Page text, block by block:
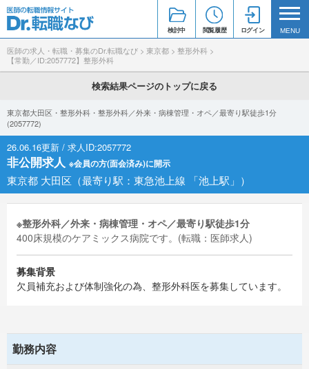
検討中 閲覧履歴 ログイン MENU
医師の求人・転職・募集のDr.転職なび > 東京都 > 整形外科 >
【常勤／ID:2057772】整形外科
検索結果ページのトップに戻る
東京都大田区・整形外科・整形外科／外来・病棟管理・オペ／最寄り駅徒歩1分
(2057772)
26.06.16更新 / 求人ID:2057772
非公開求人 ※会員の方(面会済み)に開示
東京都 大田区（最寄り駅：東急池上線 「池上駅」）
※整形外科／外来・病棟管理・オペ／最寄り駅徒歩1分
400床規模のケアミックス病院です。(転職：医師求人)
募集背景
欠員補充および体制強化の為、整形外科医を募集しています。
勤務内容